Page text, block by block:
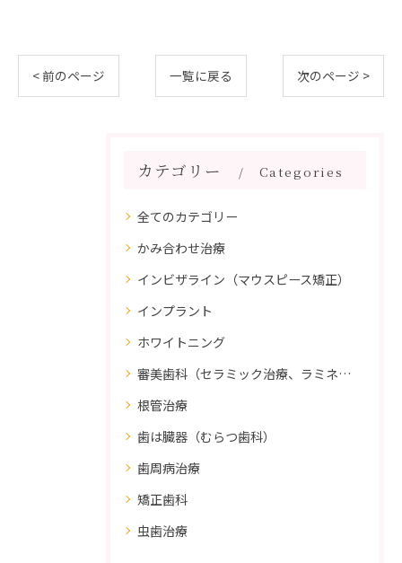
< 前のページ 一覧に戻る 次のページ >
カテゴリー Categories
全てのカテゴリー
かみ合わせ治療
インビザライン（マウスピース矯正）
インプラント
ホワイトニング
審美歯科（セラミック治療、ラミネートべニア、ダイレクトボンディング）
根管治療
歯は臓器（むらつ歯科）
歯周病治療
矯正歯科
虫歯治療